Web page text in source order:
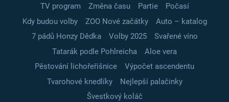
TV program
Změna času Partie
Počasí
Kdy budou volby
ZOO Nové začátky
Auto – katalog
7 pádů Honzy Dědka
Volby 2025
Svařené víno
Tatarák podle Pohlreicha
Aloe vera
Pěstování lichořeřišnice
Výpočet ascendentu
Tvarohové knedlíky
Nejlepší palačinky
Švestkový koláč